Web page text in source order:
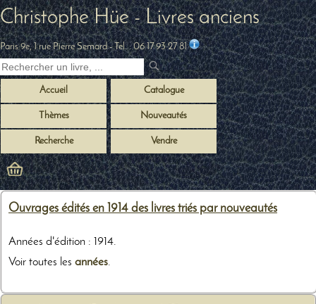
Christophe Hüe - Livres anciens
Paris 9e, 1 rue Pierre Semard- Tel. :06 17 93 27 81
Accueil Catalogue
Thèmes Nouveautés
Recherche Vendre
Ouvrages édités en 1914 des livres triés par nouveautés
Années d'édition : 1914.
Voir toutes les années.